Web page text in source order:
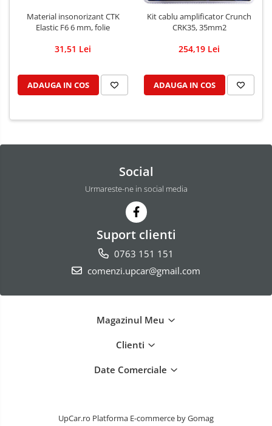
Material insonorizant CTK
Elastic F6 6 mm, folie
31,51 Lei
ADAUGA IN COS
Kit cablu amplificator Crunch
CRK35, 35mm2
254,19 Lei
ADAUGA IN COS
Social
Urmareste-ne in social media
Suport clienti
0763 151 151
comenzi.upcar@gmail.com
Magazinul Meu
Clienti
Date Comerciale
UpCar.ro Platforma E-commerce by Gomag